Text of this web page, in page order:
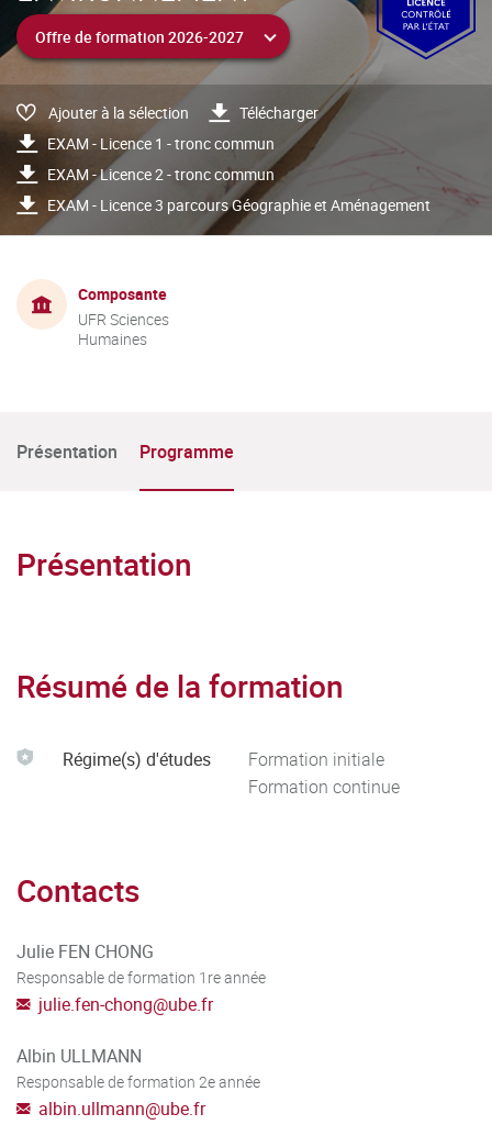
Ajouter à la sélection
Télécharger
EXAM - Licence 1 - tronc commun
EXAM - Licence 2 - tronc commun
EXAM - Licence 3 parcours Géographie et Aménagement
Composante
UFR Sciences
Humaines
Présentation Programme
Présentation
Résumé de la formation
Régime(s) d'études
Formation initiale
Formation continue
Contacts
Julie FEN CHONG
Responsable de formation 1re année
julie.fen-chong@ube.fr
Albin ULLMANN
Responsable de formation 2e année
albin.ullmann@ube.fr